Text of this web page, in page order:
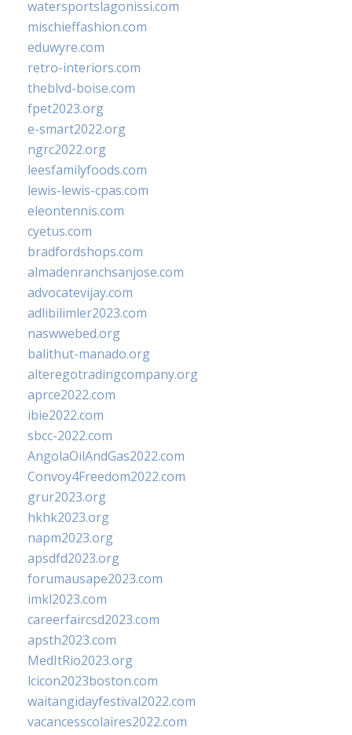
watersportslagonissi.com
mischieffashion.com
eduwyre.com
retro-interiors.com
theblvd-boise.com
fpet2023.org
e-smart2022.org
ngrc2022.org
leesfamilyfoods.com
lewis-lewis-cpas.com
eleontennis.com
cyetus.com
bradfordshops.com
almadenranchsanjose.com
advocatevijay.com
adlibilimler2023.com
naswwebed.org
balithut-manado.org
alteregotradingcompany.org
aprce2022.com
ibie2022.com
sbcc-2022.com
AngolaOilAndGas2022.com
Convoy4Freedom2022.com
grur2023.org
hkhk2023.org
napm2023.org
apsdfd2023.org
forumausape2023.com
imkl2023.com
careerfaircsd2023.com
apsth2023.com
MedItRio2023.org
lcicon2023boston.com
waitangidayfestival2022.com
vacancesscolaires2022.com